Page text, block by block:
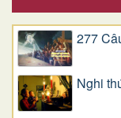
277
Nghi